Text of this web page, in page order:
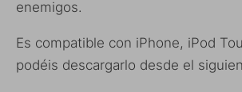
enemigos.
Es compatible con iPhone, iPod
podéis descargarlo desde el